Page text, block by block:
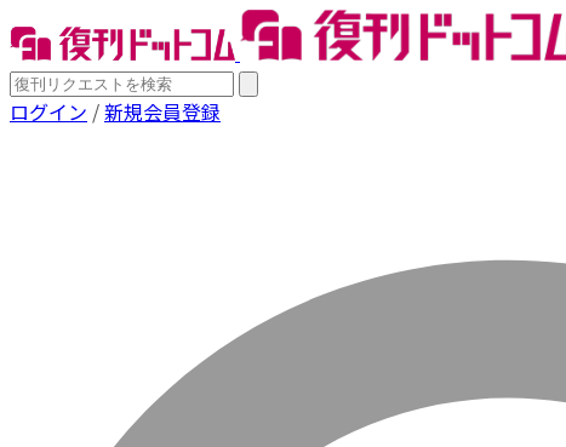
ログイン /新規会員登録